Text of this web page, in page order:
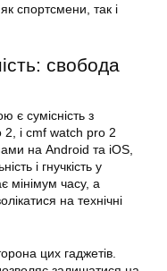
спортсмени, так і
свобода
є сумісність з
2, і cmf watch pro 2
на Android та iOS,
і гнучкість у
мінімум часу, а
на технічні
цих гаджетів.